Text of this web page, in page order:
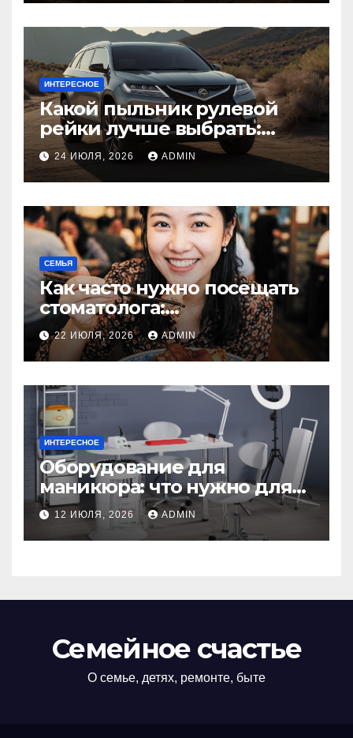
ИНТЕРЕСНОЕ
Какой пыльник рулевой
рейки лучше выбрать:
оригинальный или аналог,
резина или полиуретан
24 ИЮЛЯ, 2026 ADMIN
СЕМЬЯ
Как часто нужно посещать
стоматолога:
рекомендации для
здоровья зубов
22 ИЮЛЯ, 2026 ADMIN
ИНТЕРЕСНОЕ
Оборудование для
маникюра: что нужно для
идеального маникюра
12 ИЮЛЯ, 2026 ADMIN
Семейное счастье
О семье, детях, ремонте, быте